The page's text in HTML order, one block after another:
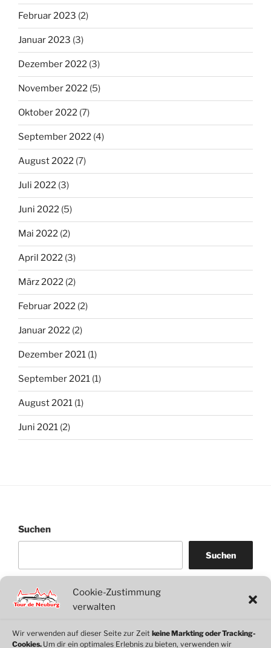
Cookie-Zustimmung
verwalten
Wir verwenden auf dieser Seite zur Zeit keine Markting oder Tracking-
Cookies. Um dir ein optimales Erlebnis zu bieten, verwenden wir
Februar 2023 (2)
Januar 2023 (3)
Dezember 2022 (3)
November 2022 (5)
Oktober 2022 (7)
September 2022 (4)
August 2022 (7)
Juli 2022 (3)
Juni 2022 (5)
Mai 2022 (2)
April 2022 (3)
März 2022 (2)
Februar 2022 (2)
Januar 2022 (2)
Dezember 2021 (1)
September 2021 (1)
August 2021 (1)
Juni 2021 (2)
Suchen
Suchen
WordPress
WhatsApp
Facebook
Link